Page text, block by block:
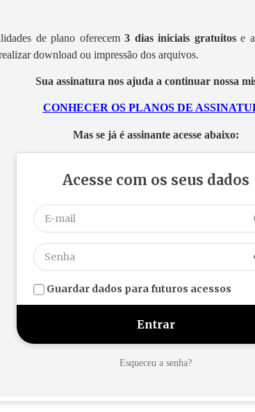
de plano oferecem 3 dias iniciais gratuitose
download ou impressão dos arquivos.
Sua assinatura nos ajuda a continuar nossa
CONHECER OS PLANOS DE
Mas se já é assinante acesse abaixo:
Acesse com os seus dados
Guardar dados para futuros acessos
Esqueceu a senha?